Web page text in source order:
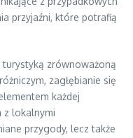
przyjaźni, które potrafią
zrównoważoną
zagłębianie się
każdej
z lokalnymi
przygody, lecz także